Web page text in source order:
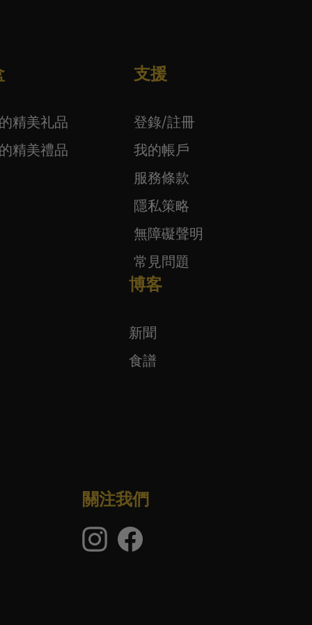
精美礼品
精美禮品
支援
登錄/註冊
我的帳戶
服務條款
隱私策略
無障礙聲明
常見問題
博客
新聞
食譜
關注我們
Instagram
臉